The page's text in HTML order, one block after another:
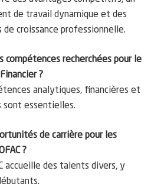
de travail dynamique et des
croissance professionnelle.
compétences recherchées pour le
?
analytiques, financières et
sont essentielles.
de carrière pour les
?
accueille des talents divers, y